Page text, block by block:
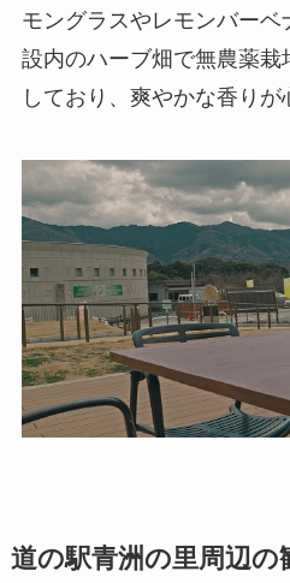
モングラスやレモンバー
設内のハーブ畑で無農薬栽
しており、爽やかな香りが
道の駅青洲の里周辺の